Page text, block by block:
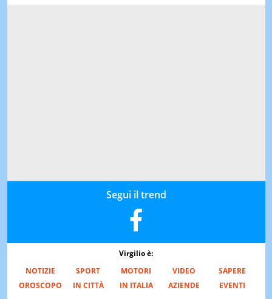
Segui il trend
Virgilio è:
NOTIZIE
SPORT MOTORI VIDEO
SAPERE
OROSCOPO
IN CITTÀ IN ITALIA AZIENDE EVENTI